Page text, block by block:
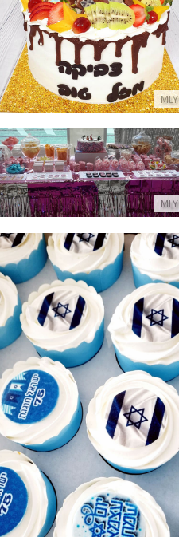
MLY
פרטים נוספים
MLY
שולחן מתוקים מעוצב לבנות
פרטים נוספים
קאפקייקס מעוצבים ליום העצמאות
פרטים נוספים